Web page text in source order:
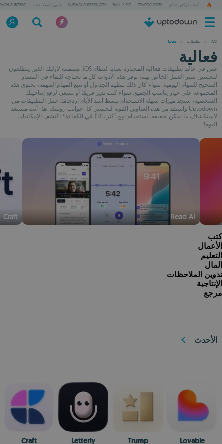
ألعاب الركض الدائم TRAFFIC RIDER
BALL X PIT
SUBWAY SURFERS CITY تدوين الملاحظات SUBZERO
IOS
/ تطبيقات / فعالية
فعالية
غص في عالم تطبيقات فعالية المختارة بعناية لنظام iOS. مصممة لأولئك الذين يتطلعون
لتحسين سير العمل الخاص بهم، توفر هذه الأدوات كل ما تحتاجه للبقاء في المسار
الصحيح للمهام اليومية. سواء كان ذلك تنظيم الجداول أو تتبع المهام المهمة، تحتوي هذه
المجموعة على خيار يناسب الجميع. سواء كنت تدير فريقًا أو تسعى لرفع إنتاجيتك
الشخصية، ستجد ميزات سهلة الاستخدام تبسط أشد الأيام ازدحامًا. حمل التطبيقات من
Uptodown واستفد من هذه العناوين القوية لتحسين كل جوانب روتينك. هل أنت مستعد
لاستكشاف ما يمكن تحقيقه باستخدام نهج أكثر ذكاءً في الكفاءة؟ اكتشف الإمكانيات
اليوم!
Read AI
Craft
كتب
الأعمال
التعليم
المال
تدوين الملاحظات
الإنتاجية
مرجع
الأحدث
Lovable
Trump
Letterly
Craft